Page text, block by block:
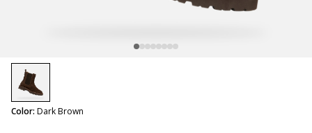
Color: Dark Brown
selected